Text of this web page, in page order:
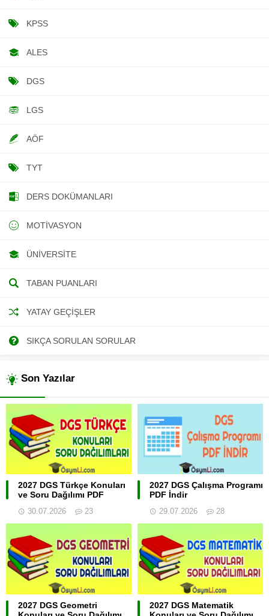
KPSS
ALES
DGS
LGS
AÖF
TYT
DERS DOKÜMANLARI
MOTIVASYON
ÜNIVERSITE
TABAN PUANLARI
YATAY GEÇIŞLER
SIKÇA SORULAN SORULAR
Son Yazılar
2027 DGS Türkçe Konuları
ve Soru Dağılımı PDF
30.07.2026 23
2027 DGS Çalışma Programı
PDF İndir
29.07.2026 28
2027 DGS Geometri
2027 DGS Matematik